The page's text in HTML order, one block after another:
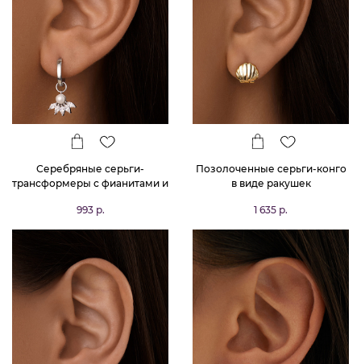
Серебряные серьги-
трансформеры с фианитами и
993 р.
Позолоченные серьги-конго
в виде ракушек
1 635 р.